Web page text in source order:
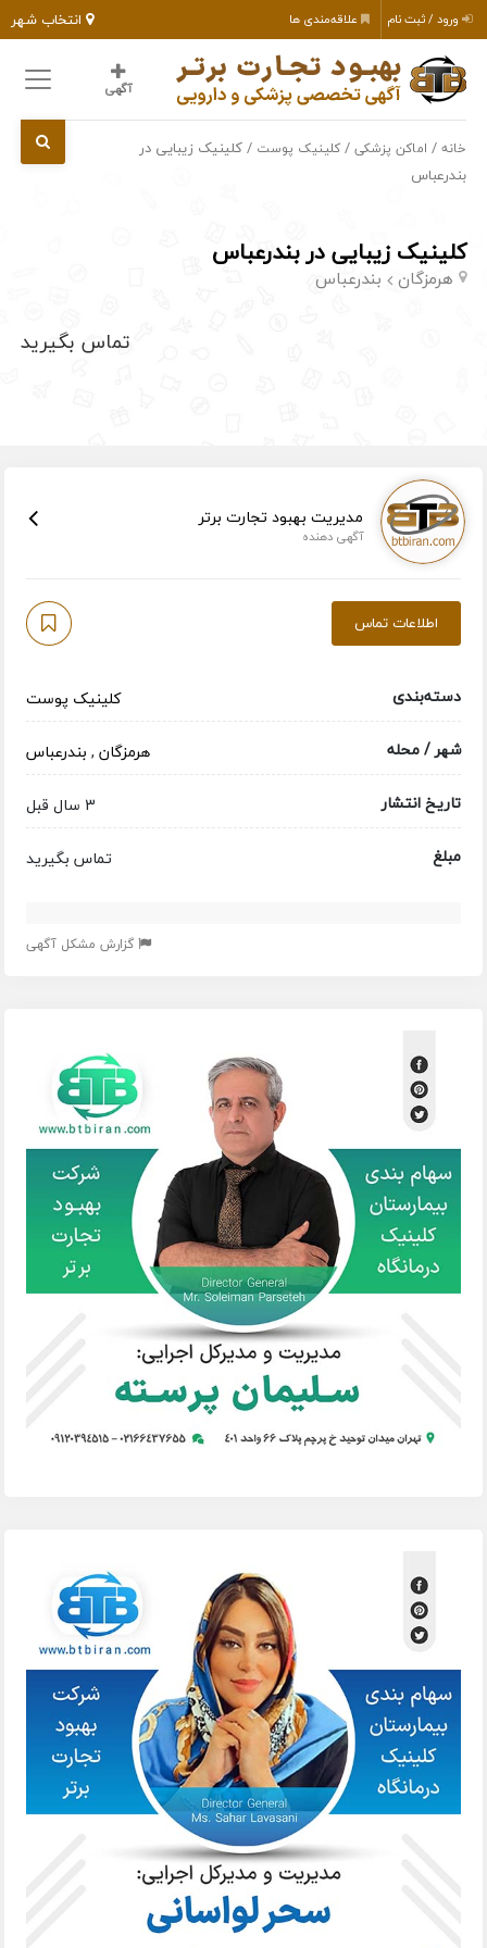
انتخاب شهر ورود / ثبت نام علاقه‌مندی ها
آگهی
خانه / اماکن پزشکی /کلینیک پوست / کلینیک زیبایی در
بندرعباس
کلینیک زیبایی در بندرعباس
هرمزگان بندرعباس
تماس بگیرید
مدیریت بهبود تجارت برتر
آگهی دهنده
اطلاعات تماس
دسته‌بندی
کلینیک پوست
شهر / محله
هرمزگان, بندرعباس
تاریخ انتشار
3 سال قبل
مبلغ
تماس بگیرید
گزارش مشکل آگهی